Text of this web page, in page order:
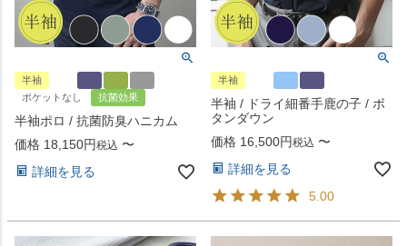
半袖
ポケットなし
抗菌効果
半袖ポロ / 抗菌防臭ハニカム
価格 18,150 税込 〜
詳細を見る
半袖
半袖 / ドライ細番手鹿の子 / ボ
タンダウン
価格 16,500 税込 〜
詳細を見る
5.00